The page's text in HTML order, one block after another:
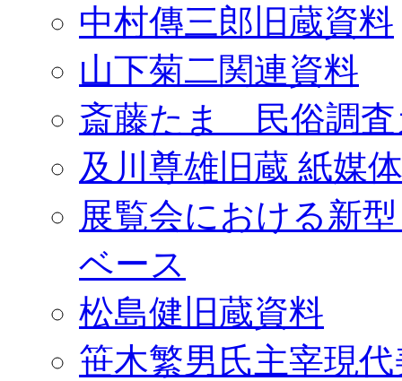
中村傳三郎旧蔵資料
山下菊二関連資料
斎藤たま 民俗調査
及川尊雄旧蔵 紙媒
展覧会における新
ベース
松島健旧蔵資料
笹木繁男氏主宰現